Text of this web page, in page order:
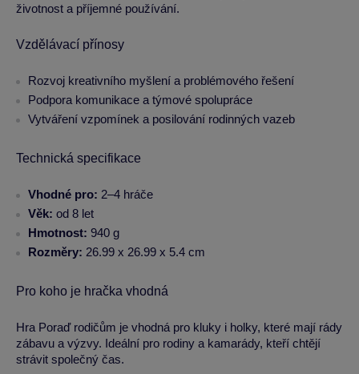
životnost a příjemné používání.
Vzdělávací přínosy
Rozvoj kreativního myšlení a problémového řešení
Podpora komunikace a týmové spolupráce
Vytváření vzpomínek a posilování rodinných vazeb
Technická specifikace
Vhodné pro: 2–4 hráče
Věk: od 8 let
Hmotnost: 940 g
Rozměry: 26.99 x 26.99 x 5.4 cm
Pro koho je hračka vhodná
Hra Poraď rodičům je vhodná pro kluky i holky, které mají rády
zábavu a výzvy. Ideální pro rodiny a kamarády, kteří chtějí
strávit společný čas.